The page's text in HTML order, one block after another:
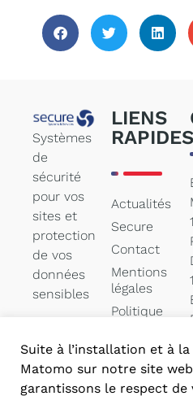
Suite à l’installation et à
Matomo sur notre site
garantissons le respect de
Systèmes
de
sécurité
pour vos
sites et
protection
de vos
données
sensibles
LIENS
RAPIDES
Actualités
Secure
Contact
Mentions
légales
Politique
cookies